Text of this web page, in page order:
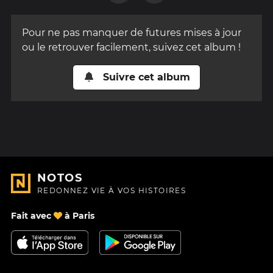
Pour ne pas manquer de futures mises à jour
ou le retrouver facilement, suivez cet album !
Suivre cet album
NOTOS
REDONNEZ VIE À VOS HISTOIRES
Fait avec à Paris